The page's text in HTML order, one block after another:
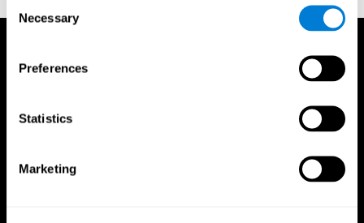
Selection
Necessary
Preferences
Statistics
Marketing